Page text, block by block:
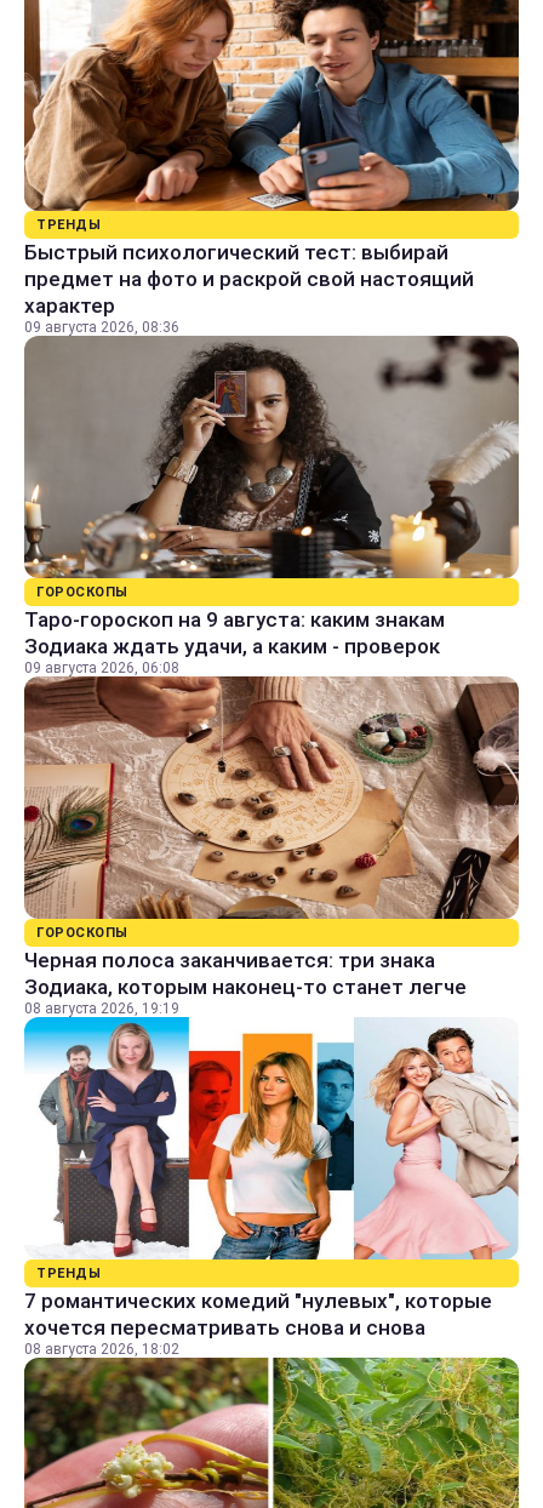
ТРЕНДЫ
Быстрый психологический тест: выбирай
предмет на фото и раскрой свой настоящий
характер
09 августа 2026, 08:36
ГОРОСКОПЫ
Таро-гороскоп на 9 августа: каким знакам
Зодиака ждать удачи, а каким - проверок
09 августа 2026, 06:08
ГОРОСКОПЫ
Черная полоса заканчивается: три знака
Зодиака, которым наконец-то станет легче
08 августа 2026, 19:19
ТРЕНДЫ
7 романтических комедий "нулевых", которые
хочется пересматривать снова и снова
08 августа 2026, 18:02